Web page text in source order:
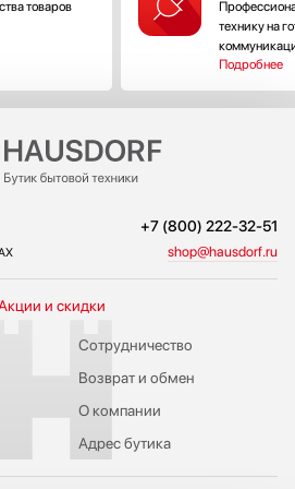
товаров
технику на
Подробнее
+7 (800) 222-32-51
shop@hausdorf.ru
и скидки
Сотрудничество
Возврат и обмен
О компании
Адрес бутика